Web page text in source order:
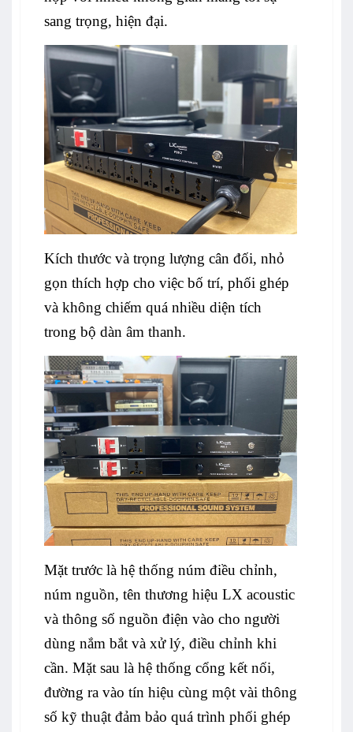
sang trọng, hiện đại.
Kích thước và trọng lượng cân đối, nhỏ
gọn thích hợp cho việc bố trí, phối ghép
và không chiếm quá nhiều diện tích
trong bộ dàn âm thanh.
Mặt trước là hệ thống núm điều chỉnh,
núm nguồn, tên thương hiệu LX acoustic
và thông số nguồn điện vào cho người
dùng nắm bắt và xử lý, điều chỉnh khi
cần. Mặt sau là hệ thống cổng kết nối,
đường ra vào tín hiệu cùng một vài thông
số kỹ thuật đảm bảo quá trình phối ghép